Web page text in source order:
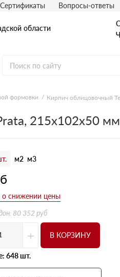
области
Рядовой кирпич
Полнотелый
Сертификаты Вопросы-ответы
формовки Кирпич облицовочный
215х102х50 мм
м2 м3
80 352 руб
+ В КОРЗИНУ
648 шт.